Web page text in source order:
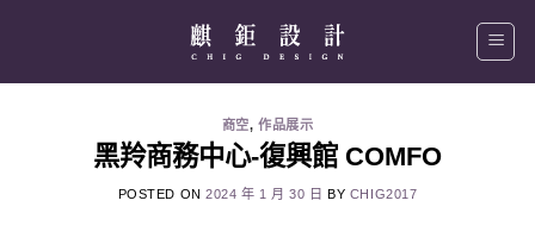
商空, 作品展示
黑羚商務中心-復興館 COMFO
POSTED ON2024 年 1 月 30 日 BY CHIG2017